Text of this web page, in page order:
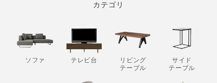
カテゴリ
ソファ テレビ台
リビング
テーブル
サイド
テーブル